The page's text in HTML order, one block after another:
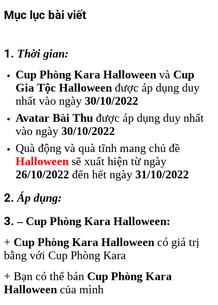
Mục lục bài viết
2. Áp dụng:
– Cup Phòng Kara Halloween:
– Cup Gia Tộc Halloween:
2. Top 3 Cup Phòng Kara Halloween
6. 3. Top 3 Avatar top bài thu
1. Thời gian:
Cup Phòng Kara Halloween và Cup
Gia Tộc Halloween được áp dụng duy
nhất vào ngày 30/10/2022
Avatar Bài Thu được áp dụng duy nhất
vào ngày 30/10/2022
Quà động và quà tĩnh mang chủ đề
Halloween sẽ xuất hiện từ ngày
26/10/2022 đến hết ngày 31/10/2022
2.Áp dụng:
3.– Cup Phòng Kara Halloween:
+ Cup Phòng Kara Halloween có giá trị
bằng với Cup Phòng Kara
+ Bạn có thể bán Cup Phòng Kara
Halloween của mình